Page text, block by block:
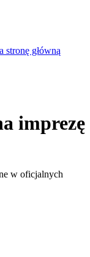
stronę główną
imprezę
w oficjalnych